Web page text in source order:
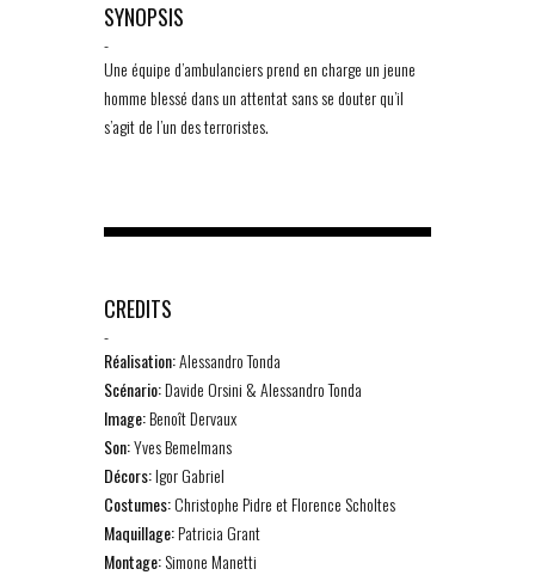
SYNOPSIS
-
Une équipe d’ambulanciers prend en charge un jeune
homme blessé dans un attentat sans se douter qu’il
s’agit de l’un des terroristes.
CREDITS
-
Réalisation:Alessandro Tonda
Scénario:Davide Orsini & Alessandro Tonda
Image:Benoît Dervaux
Son:Yves Bemelmans
Décors:Igor Gabriel
Costumes:Christophe Pidre et Florence Scholtes
Maquillage:Patricia Grant
Montage:Simone Manetti